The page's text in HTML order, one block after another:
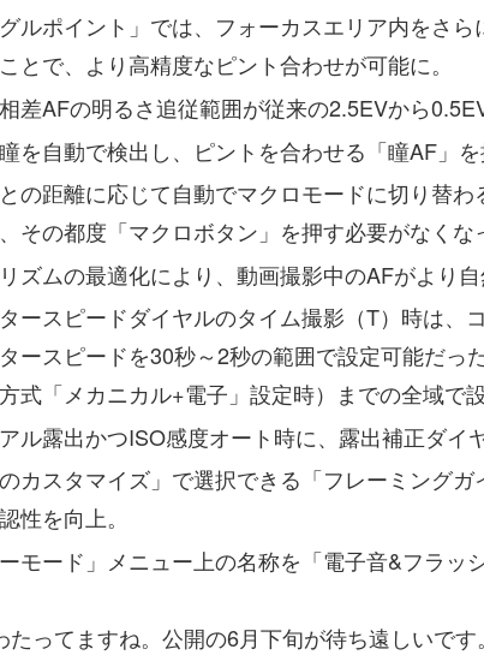
グルポイント」では、フォーカスエリア内をさ
とで、より高精度なピント合わせが可能に。
差AFの明るさ追従範囲が従来の2.5EVから
を自動で検出し、ピントを合わせる「瞳AF」を
の距離に応じて自動でマクロモードに切り替
その都度「マクロボタン」を押す必要がなくな
ズムの最適化により、動画撮影中のAFがより自
ースピードダイヤルのタイム撮影（T）時は、
ースピードを30秒～2秒の範囲で設定可能だっ
式「メカニカル+電子」設定時）までの全域で設
ル露出かつISO感度オート時に、露出補正ダイ
のカスタマイズ」で選択できる「フレーミング
性を向上。
ーモード」メニュー上の名称を「電子音&フラッ
たってますね。公開の6月下旬が待ち遠しいです。